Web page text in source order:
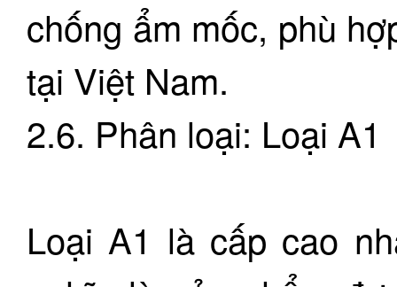
chống ẩm mốc, phù
tại Việt Nam.
2.6. Phân loại: Loại A1
Loại A1 là cấp cao